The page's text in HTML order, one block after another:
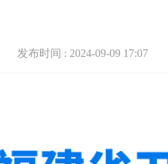
发布时间 : 2024-09-09 17:07